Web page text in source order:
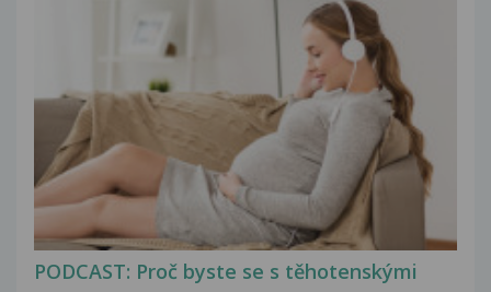
PODCAST: Proč byste se s těhotenskými